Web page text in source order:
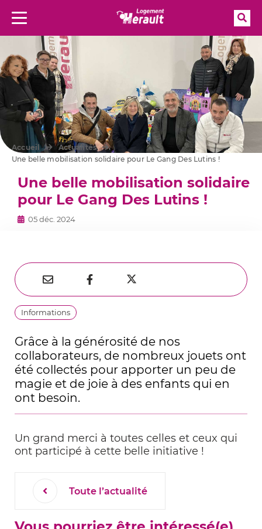
Menu
Une belle mobilisation solidaire
pour Le Gang Des Lutins !
05 déc. 2024
Accueil
Actualités
Une belle mobilisation solidaire pour Le Gang Des Lutins !
Partager
par
e-
mail
Partager
sur

sur
Thématiques
Informations
Grâce à la générosité de nos
collaborateurs, de nombreux jouets ont
été collectés pour apporter un peu de
magie et de joie à des enfants qui en
ont besoin.
Un grand merci à toutes celles et ceux qui
ont participé à cette belle initiative !
Toute l’actualité